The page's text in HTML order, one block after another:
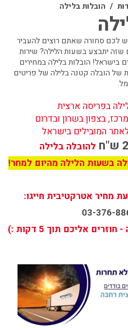
הובלות בלילה
לכם סחורה שאתם רוצים להעביר
יתבצע בשעות הלילה? שירות
בישראל! הובלות בלילה במחירים
של הובלה קטנה בלילה של פריטים
בפריסה ארצית
בצפון בשרון ובדרום
לאתר המובילים בישראל
להובלה בלילה
בשעות הלילה מהיום למחר!
מחיר אטרקטיבית חייגו:
03-376-
אליכם תוך 5 דקות :)